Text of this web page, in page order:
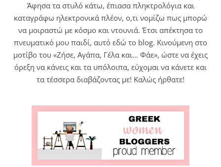
Άφησα τα στυλό κάτω, έπιασα πληκτρολόγια και
καταγράφω ηλεκτρονικά πλέον, ο,τι νομίζω πως μπορώ
να μοιραστώ με κόσμο και ντουνιά. Έτσι απέκτησα το
πνευματικό μου παιδί, αυτό εδώ το blog. Κινούμενη στο
μοτίβο του «Ζήσε, Αγάπα, Γέλα και… Φάε», ώστε να έχεις
όρεξη να κάνεις και τα υπόλοιπα, εύχομαι να κάνετε και
τα τέσσερα διαβάζοντας με! Καλώς ήρθατε!